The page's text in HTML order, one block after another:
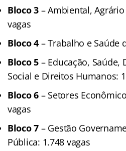
Bloco 3 – Ambiental,
vagas
Bloco 4 – Trabalho e Saúde
Bloco 5 – Educação, Saúde,
Social e Direitos Humanos:
Bloco 6 – Setores
vagas
Bloco 7 – Gestão
Pública: 1.748 vagas